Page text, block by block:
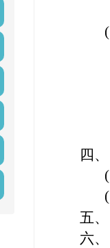
四、
五、
六、